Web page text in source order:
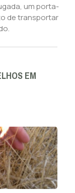
um porta-
de transportar
EM